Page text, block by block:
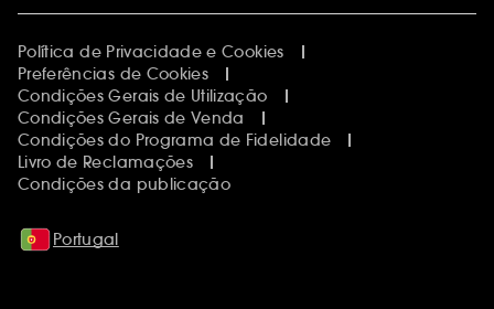
Política de Privacidade e Cookies
Preferências de Cookies
Condições Gerais de Utilização
Condições Gerais de Venda
Condições do Programa de Fidelidade
Livro de Reclamações
Condições da publicação
Portugal